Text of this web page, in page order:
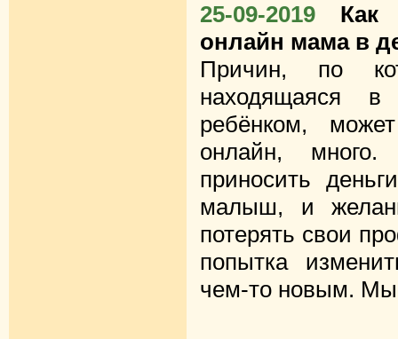
25-09-2019
Как
онлайн мама в
Причин, по
находящаяся
ребёнком,
онлайн,
приносить
малыш, и
потерять свои
попытка
чем-то новым.